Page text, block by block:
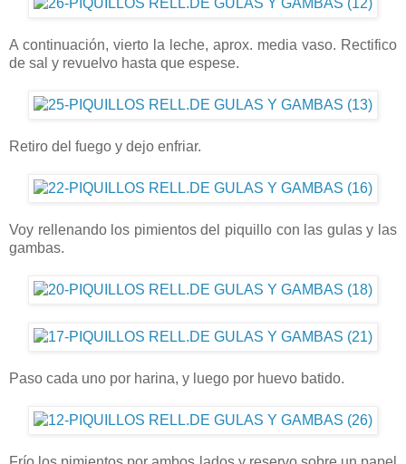
A continuación, vierto la leche, aprox. media vaso. Rectifico
de sal y revuelvo hasta que espese.
Retiro del fuego y dejo enfriar.
Voy rellenando los pimientos del piquillo con las gulas y las
gambas.
Paso cada uno por harina, y luego por huevo batido.